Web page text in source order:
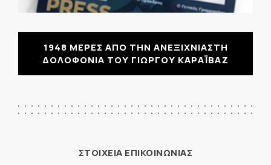
1948 ΜΕΡΕΣ ΑΠΟ ΤΗΝ ΑΝΕΞΙΧΝΙΑΣΤΗ
ΔΟΛΟΦΟΝΙΑ ΤΟΥ ΓΙΩΡΓΟΥ ΚΑΡΑΪΒΑΖ
ΣΤΟΙΧΕΙΑ ΕΠΙΚΟΙΝΩΝΙΑΣ